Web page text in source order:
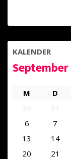
KALENDER
September
M D
30
31
6
7
13
14
20
21